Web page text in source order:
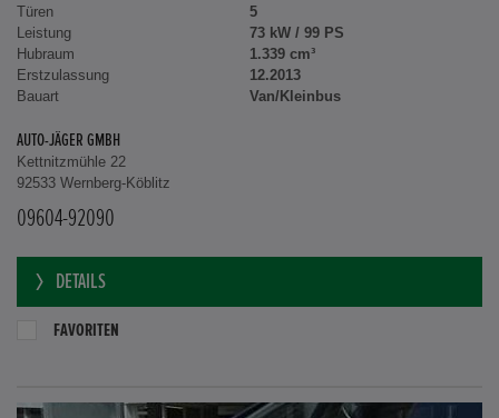
Türen
5
Leistung
73 kW / 99 PS
Hubraum
1.339 cm³
Erstzulassung
12.2013
Bauart
Van/Kleinbus
AUTO-JÄGER GMBH
Kettnitzmühle 22
92533 Wernberg-Köblitz
09604-92090
DETAILS
FAVORITEN